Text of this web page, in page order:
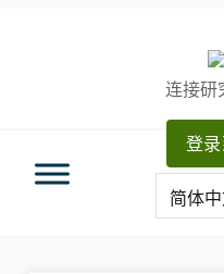
连接研
登